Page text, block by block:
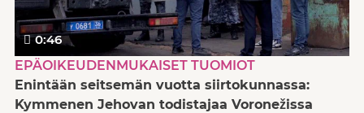
0:46
EPÄOIKEUDENMUKAISET TUOMIOT
Enintään seitsemän vuotta siirtokunnassa:
Kymmenen Jehovan todistajaa Voronežissa